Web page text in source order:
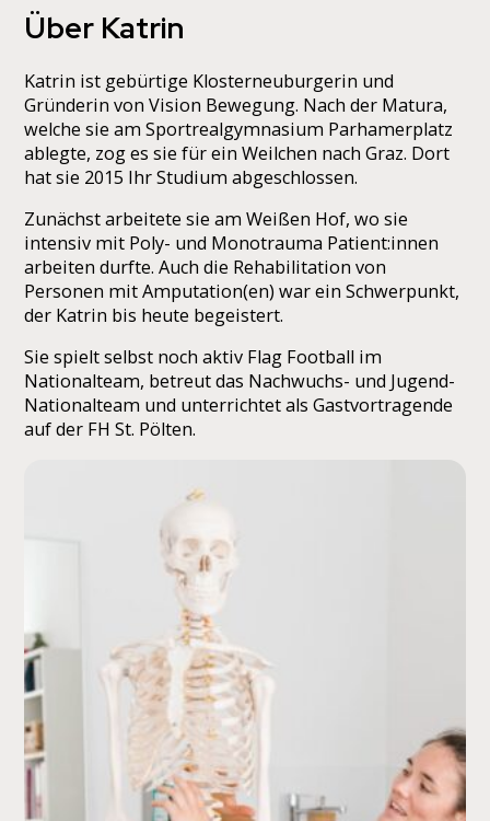
Über Katrin
Katrin ist gebürtige Klosterneuburgerin und
Gründerin von Vision Bewegung. Nach der Matura,
welche sie am Sportrealgymnasium Parhamerplatz
ablegte, zog es sie für ein Weilchen nach Graz. Dort
hat sie 2015 Ihr Studium abgeschlossen.
Zunächst arbeitete sie am Weißen Hof, wo sie
intensiv mit Poly- und Monotrauma Patient:innen
arbeiten durfte. Auch die Rehabilitation von
Personen mit Amputation(en) war ein Schwerpunkt,
der Katrin bis heute begeistert.
Sie spielt selbst noch aktiv Flag Football im
Nationalteam, betreut das Nachwuchs- und Jugend-
Nationalteam und unterrichtet als Gastvortragende
auf der FH St. Pölten.